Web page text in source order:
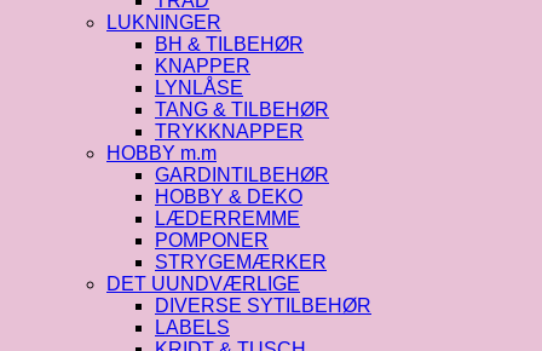
LUKNINGER
BH & TILBEHØR
KNAPPER
LYNLÅSE
TANG & TILBEHØR
TRYKKNAPPER
HOBBY m.m
GARDINTILBEHØR
HOBBY & DEKO
LÆDERREMME
POMPONER
STRYGEMÆRKER
DET UUNDVÆRLIGE
DIVERSE SYTILBEHØR
LABELS